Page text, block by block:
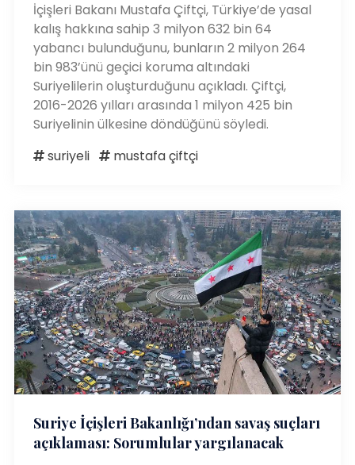
İçişleri Bakanı Mustafa Çiftçi, Türkiye’de yasal
kalış hakkına sahip 3 milyon 632 bin 64
yabancı bulunduğunu, bunların 2 milyon 264
bin 983’ünü geçici koruma altındaki
Suriyelilerin oluşturduğunu açıkladı. Çiftçi,
2016-2026 yılları arasında 1 milyon 425 bin
Suriyelinin ülkesine döndüğünü söyledi.
suriyeli
mustafa çiftçi
Suriye İçişleri Bakanlığı’ndan savaş suçları
açıklaması: Sorumlular yargılanacak